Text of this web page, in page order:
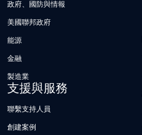
政府、國防與情報
美國聯邦政府
能源
金融
製造業
支援與服務
聯繫支持人員
創建案例